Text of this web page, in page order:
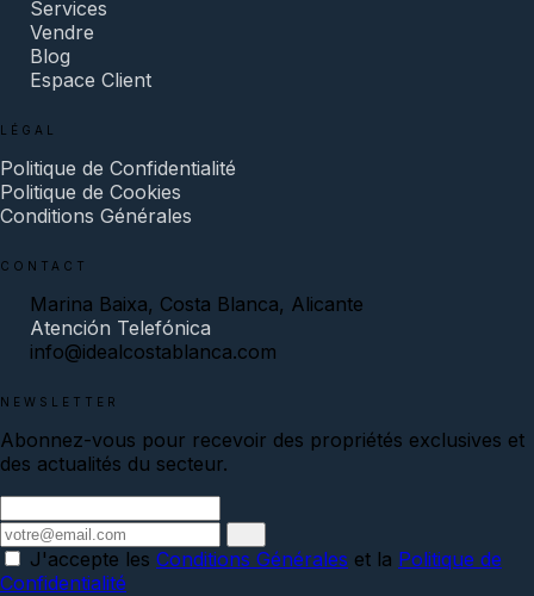
Services
Vendre
Blog
Espace Client
LÉGAL
Politique de Confidentialité
Politique de Cookies
Conditions Générales
CONTACT
Marina Baixa, Costa Blanca, Alicante
Atención Telefónica
info@idealcostablanca.com
NEWSLETTER
Abonnez-vous pour recevoir des propriétés exclusives et
des actualités du secteur.
J'accepte les Conditions Générales et la Politique de
Confidentialité